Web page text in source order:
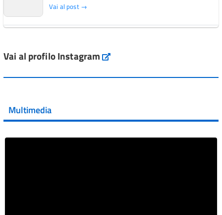
Vai al post →
Vai al post →
Vai al post →
Vai al profilo Instagram Instagram
Multimedia